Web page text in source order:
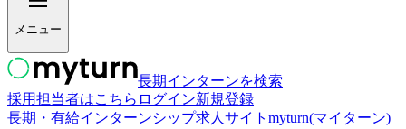
メニュー
長期インターンを検索
採用担当者はこちら ログイン新規登録
長期・有給インターンシップ求人サイトmyturn(マイターン)